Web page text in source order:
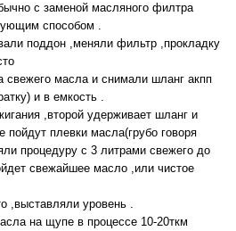
с заменой масляного филтра
способом .
поддон ,меняли фильтр ,прокладку
свежего масла и снимали шланг акпп
и в емкость .
,второй удерживает шланг и
пойдут плевки масла(грубо говоря
процедуру с 3 литрами свежего до
свежайшее масло ,или чистое
,выставляли уровень .
на щупе в процессе 10-20ткм